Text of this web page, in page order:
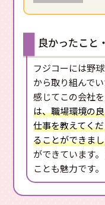
良かったこと
フジコーには野
から取り組んで
感じてこの会社
は、職場環境の
仕事を教えてく
ることができま
ができています
ことも魅力です。